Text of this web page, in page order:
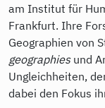
am Institut für
Frankfurt. Ihre
Geographien von
geographiesund
Ungleichheiten,
dabei den Fokus